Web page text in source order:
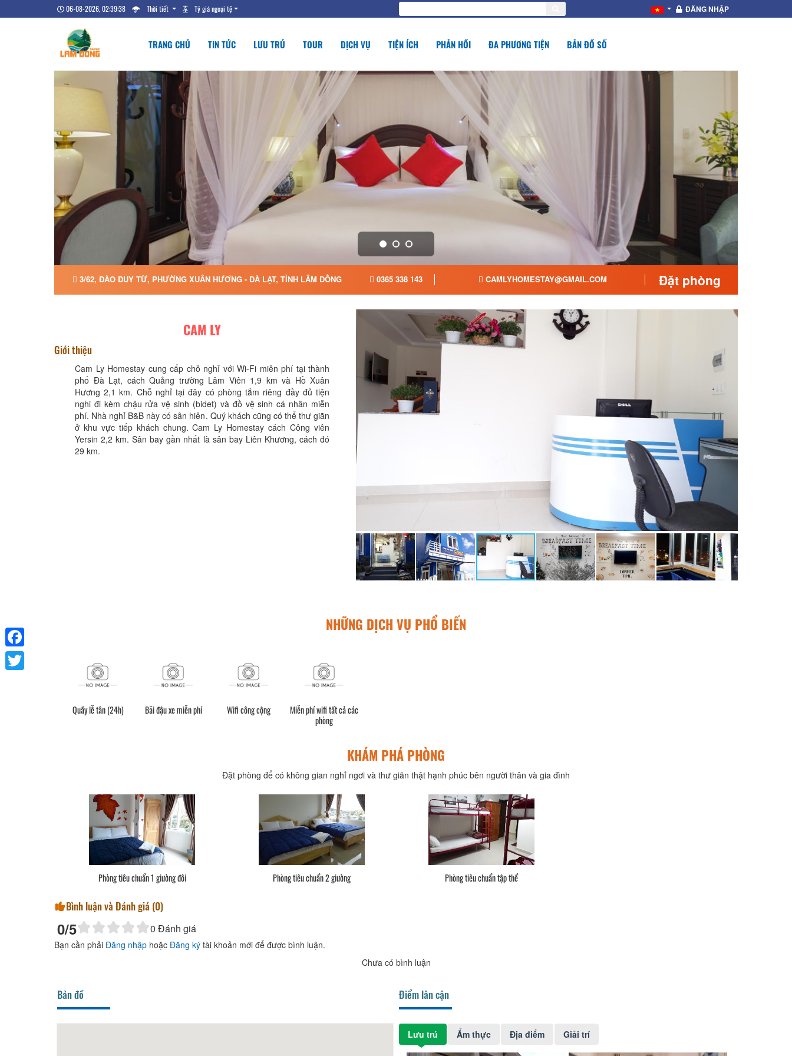
06-08-2026, 02:39:38 Thời tiết Tỷ giá ngoại tệ ĐĂNG NHẬP
TRANG CHỦ TIN TỨC LƯU TRÚ TOUR DỊCH VỤ TIỆN ÍCH PHẢN HỒI ĐA PHƯƠNG TIỆN BẢN ĐỒ SỐ
3/62, ĐÀO DUY TỪ, PHƯỜNG XUÂN HƯƠNG - ĐÀ LẠT, TỈNH LÂM ĐỒNG 0365 338 143 CAMLYHOMESTAY@GMAIL.COM Đặt phòng
CAM LY
Giới thiệu
Cam Ly Homestay cung cấp chỗ nghỉ với Wi-Fi miễn phí tại thành
phố Đà Lạt, cách Quảng trường Lâm Viên 1,9 km và Hồ Xuân
Hương 2,1 km. Chỗ nghỉ tại đây có phòng tắm riêng đầy đủ tiện
nghi đi kèm chậu rửa vệ sinh (bidet) và đồ vệ sinh cá nhân miễn
phí. Nhà nghỉ B&B này có sân hiên. Quý khách cũng có thể thư giãn
ở khu vực tiếp khách chung. Cam Ly Homestay cách Công viên
Yersin 2,2 km. Sân bay gần nhất là sân bay Liên Khương, cách đó
29 km.
NHỮNG DỊCH VỤ PHỔ BIẾN
Quầy lễ tân (24h) Bãi đậu xe miễn phí Wifi công cộng
Miễn phí wifi tất cả các
phòng
KHÁM PHÁ PHÒNG
Đặt phòng để có không gian nghỉ ngơi và thư giãn thật hạnh phúc bên người thân và gia đình
Phòng tiêu chuẩn 1 giường đôi Phòng tiêu chuẩn 2 giường Phòng tiêu chuẩn tập thể
Bình luận và Đánh giá (0)
0/5 0 Đánh giá
Bạn cần phải Đăng nhập hoặc Đăng ký tài khoản mới để được bình luận.
Chưa có bình luận
Bản đồ Điểm lân cận
Lưu trú Ẩm thực Địa điểm Giải trí
Facebook